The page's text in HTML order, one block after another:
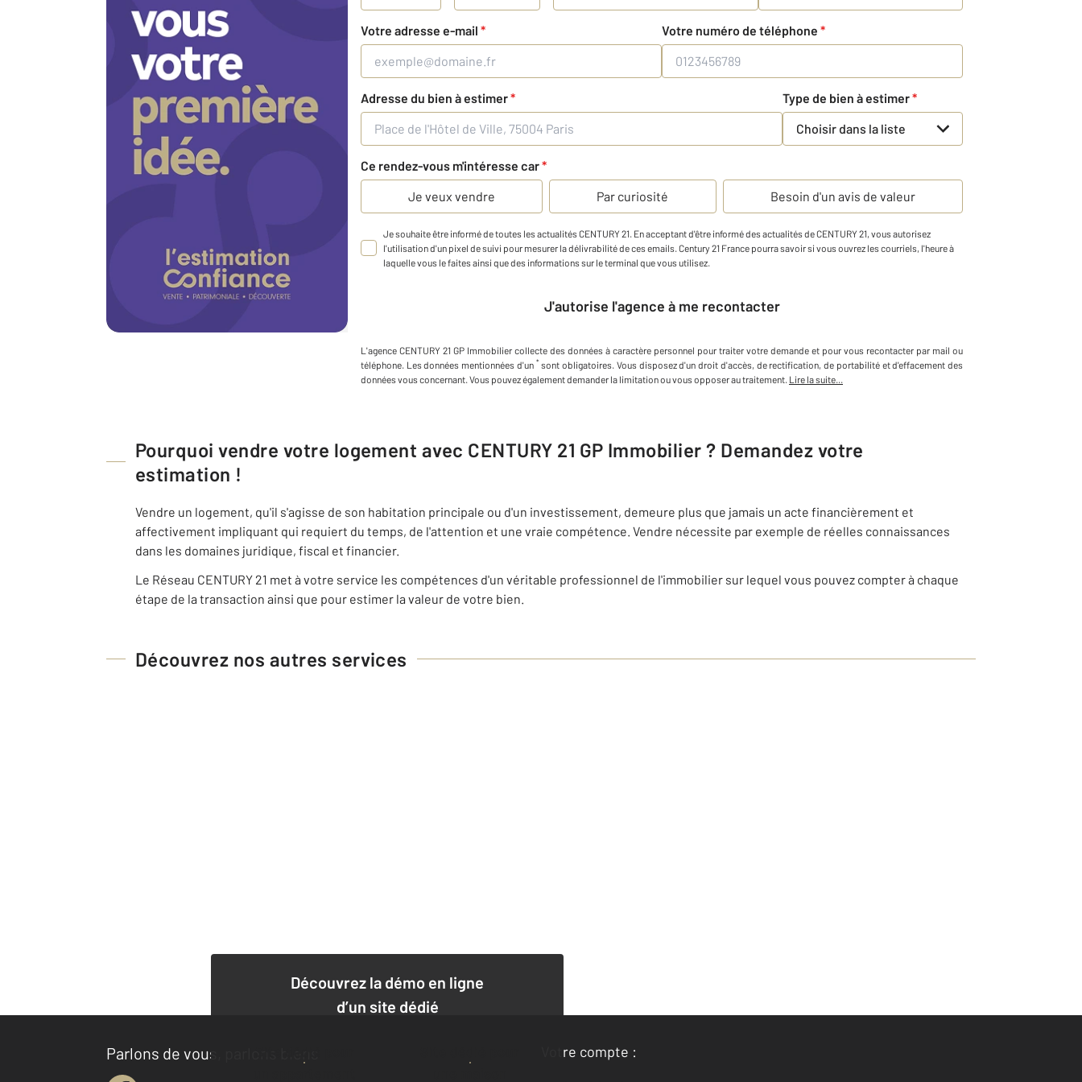
Votre adresse e-mail * Votre numéro de téléphone *
Adresse du bien à estimer* Type de bien à estimer*
Choisir dans la liste
Ce rendez-vous m'intéresse car*
Je veux vendre
Par curiosité Besoin d'un avis de valeur
Je souhaite être informé de toutes les actualités CENTURY 21. En acceptant d'être informé des actualités de CENTURY 21, vous autorisez
l'utilisation d'un pixel de suivi pour mesurer la délivrabilité de ces emails. Century 21 France pourra savoir si vous ouvrez les courriels, l'heure à
laquelle vous le faites ainsi que des informations sur le terminal que vous utilisez.
J'autorise l'agence à me recontacter
L'agence CENTURY 21 GP Immobilier collecte des données à caractère personnel pour traiter votre demande et pour vous recontacter par mail ou
téléphone Les données mentionnées d'un * sont obligatoires. Vous disposez d'un droit d'accès, de rectification, de portabilité et d'effacement des
données vous concernant. Vous pouvez également demander la limitation ou vous opposer au traitement. Lire la suite...
Pourquoi vendre votre logement avec CENTURY 21 GP Immobilier ? Demandez votre
estimation !
Vendre un logement, qu'il s'agisse de son habitation principale ou d'un investissement, demeure plus que jamais un acte financièrement et
affectivement impliquant qui requiert du temps, de l'attention et une vraie compétence. Vendre nécessite par exemple de réelles connaissances
dans les domaines juridique, fiscal et financier.
Le Réseau CENTURY 21 met à votre service les compétences d'un véritable professionnel de l'immobilier sur lequel vous pouvez compter à chaque
étape de la transaction ainsi que pour estimer la valeur de votre bien.
Découvrez nos autres services
Découvrez la démo en ligne
d’un site dédié
Parlons de vous, parlons biens
Votre compte :